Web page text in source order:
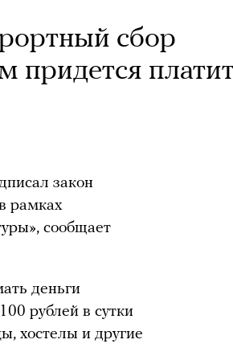
сбор
придется
закон
рамках
сообщает
деньги
рублей в сутки
хостелы и другие